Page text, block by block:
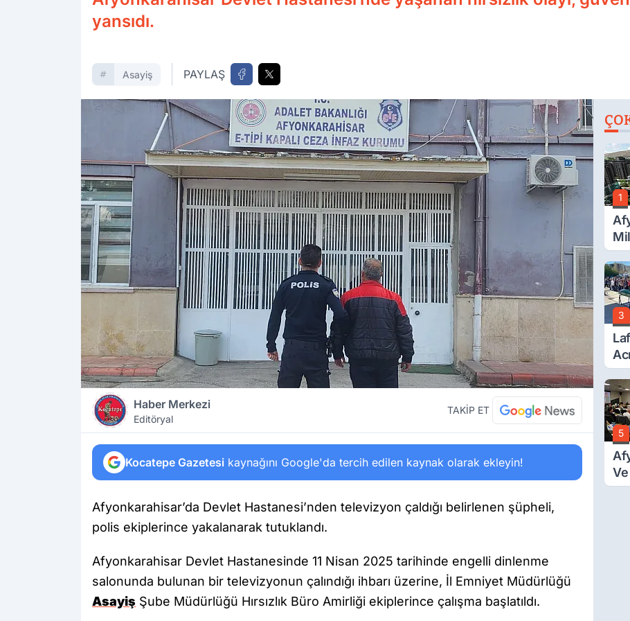
yansıdı.
Asayiş PAYLAŞ
Haber Merkezi
Editöryal
TAKİP ET
Kocatepe Gazetesi kaynağını Google'da tercih edilen kaynak olarak ekleyin!
Afyonkarahisar’da Devlet Hastanesi’nden televizyon çaldığı belirlenen şüpheli,
polis ekiplerince yakalanarak tutuklandı.
Afyonkarahisar Devlet Hastanesinde 11 Nisan 2025 tarihinde engelli dinlenme
salonunda bulunan bir televizyonun çalındığı ihbarı üzerine, İl Emniyet Müdürlüğü
Asayiş Şube Müdürlüğü Hırsızlık Büro Amirliği ekiplerince çalışma başlatıldı.
1
3
5